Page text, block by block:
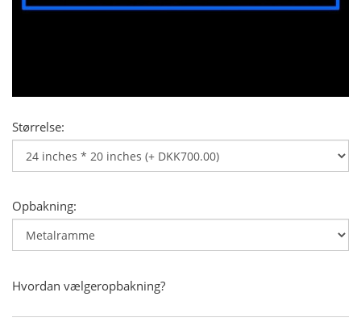
Størrelse:
Opbakning:
Hvordan vælgeropbakning?